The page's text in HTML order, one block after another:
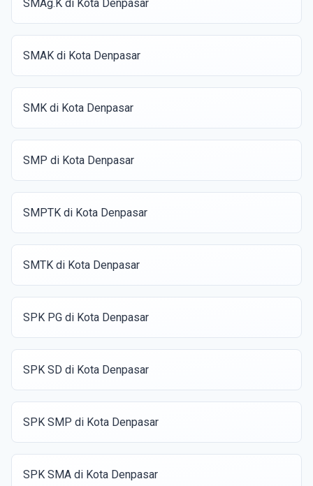
SMAg.K di Kota Denpasar
SMAK di Kota Denpasar
SMK di Kota Denpasar
SMP di Kota Denpasar
SMPTK di Kota Denpasar
SMTK di Kota Denpasar
SPK PG di Kota Denpasar
SPK SD di Kota Denpasar
SPK SMP di Kota Denpasar
SPK SMA di Kota Denpasar